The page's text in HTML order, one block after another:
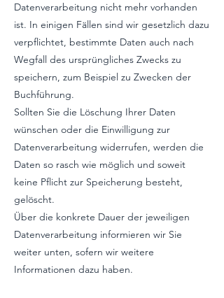
Datenverarbeitung nicht mehr vorhanden
ist. In einigen Fällen sind wir gesetzlich dazu
verpflichtet, bestimmte Daten auch nach
Wegfall des ursprüngliches Zwecks zu
speichern, zum Beispiel zu Zwecken der
Buchführung.
Sollten Sie die Löschung Ihrer Daten
wünschen oder die Einwilligung zur
Datenverarbeitung widerrufen, werden die
Daten so rasch wie möglich und soweit
keine Pflicht zur Speicherung besteht,
gelöscht.
Über die konkrete Dauer der jeweiligen
Datenverarbeitung informieren wir Sie
weiter unten, sofern wir weitere
Informationen dazu haben.